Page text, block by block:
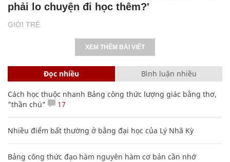
GIỚI TRẺ
phải lo chuyện đi học thêm?'
XEM THÊM BÀI VIẾT
Đọc nhiều Bình luận nhiều
Cách học thuộc nhanh Bảng công thức lượng giác bằng thơ,
"thần chú"
17
Nhiều điểm bất thường ở bằng đại học của Lý Nhã Kỳ
Bảng công thức đạo hàm nguyên hàm cơ bản cần nhớ